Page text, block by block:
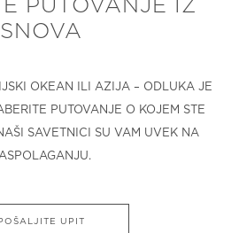
PUTOVANJE IZ
SNOVA
OKEAN ILI AZIJA – ODLUKA JE
PUTOVANJE O KOJEM STE
SAVETNICI SU VAM UVEK NA
UPIT